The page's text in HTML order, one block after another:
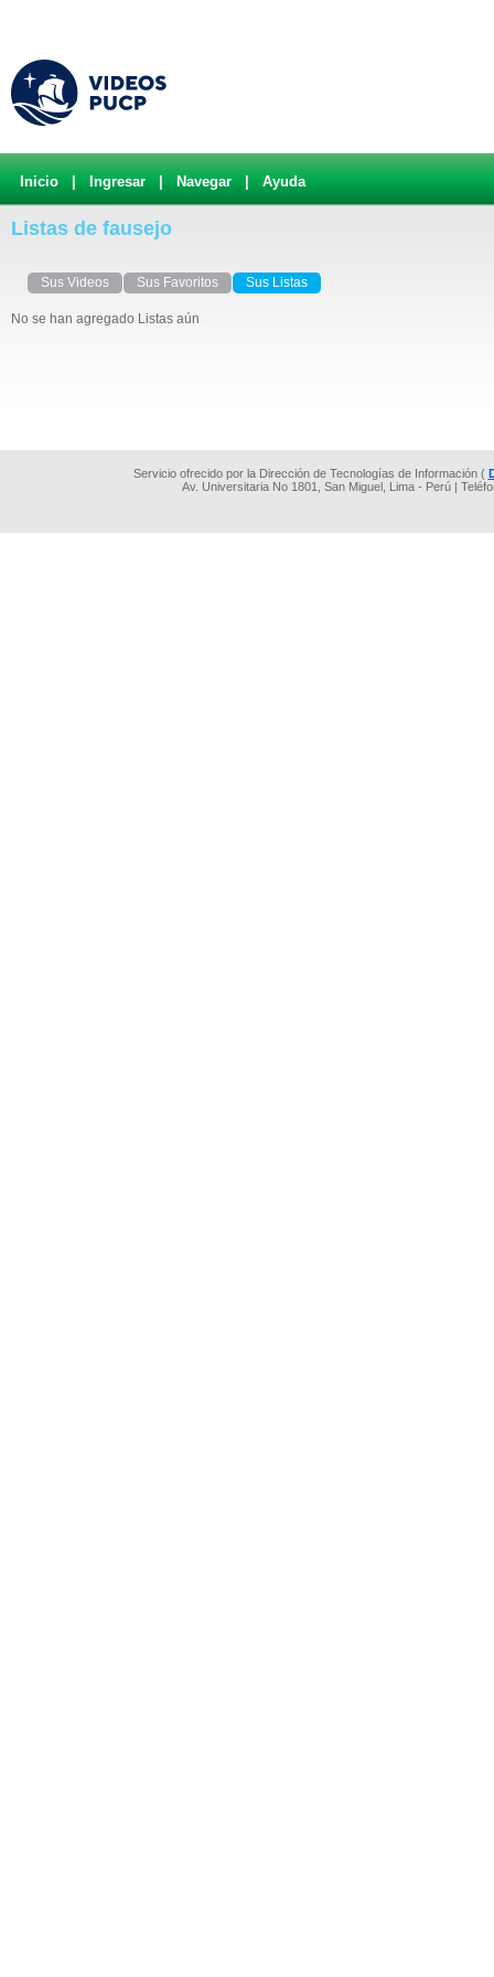
Inicio Ingresar Navegar Ayuda
Listas de fausejo
Sus Videos Sus Favoritos Sus Listas
No se han agregado Listas aún
Servicio ofrecido por la Dirección de Tecnologías de Información (
Av. Universitaria No 1801, San Miguel, Lima - Perú |